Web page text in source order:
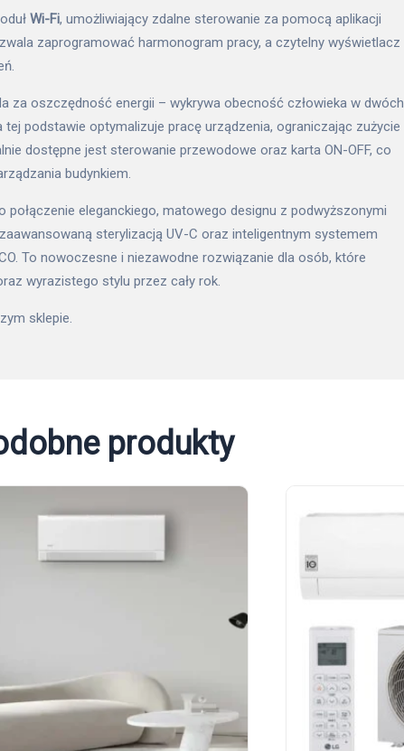
Wi-Fi, umożliwiający zdalne sterowanie za pomocą aplikacji
zaprogramować harmonogram pracy, a czytelny wyświetlacz
za oszczędność energii – wykrywa obecność człowieka w dwóch
podstawie optymalizuje pracę urządzenia, ograniczając zużycie
dostępne jest sterowanie przewodowe oraz karta ON-OFF, co
budynkiem.
połączenie eleganckiego, matowego designu z podwyższonymi
sterylizacją UV-C oraz inteligentnym systemem
To nowoczesne i niezawodne rozwiązanie dla osób, które
wyrazistego stylu przez cały rok.
sklepie.
produkty